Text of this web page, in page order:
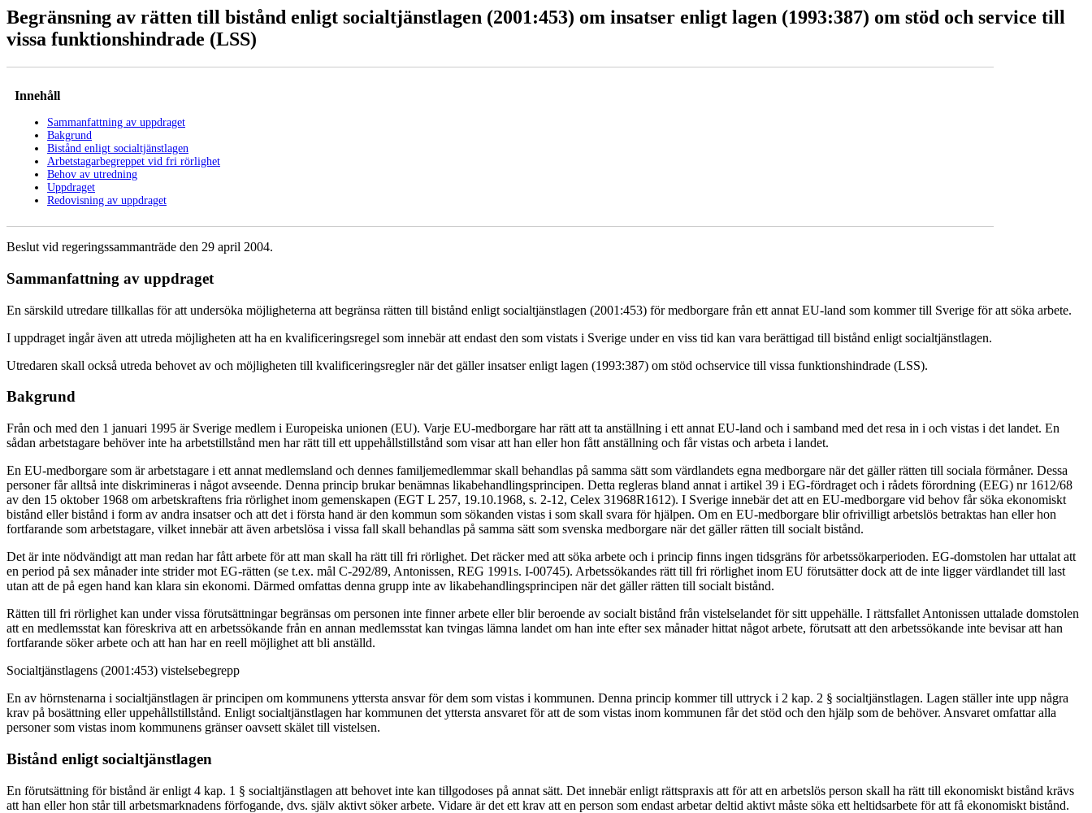
Begränsning av rätten till bistånd enligt socialtjänstlagen (2001:453) om insatser enligt lagen (1993:387) om stöd och service till
vissa funktionshindrade (LSS)
Innehåll
Sammanfattning av uppdraget
Bakgrund
Bistånd enligt socialtjänstlagen
Arbetstagarbegreppet vid fri rörlighet
Behov av utredning
Uppdraget
Redovisning av uppdraget
Beslut vid regeringssammanträde den 29 april 2004.
Sammanfattning av uppdraget
En särskild utredare tillkallas för att undersöka möjligheterna att begränsa rätten till bistånd enligt socialtjänstlagen (2001:453) för medborgare från ett annat EU-land som kommer till Sverige för att söka arbete.
I uppdraget ingår även att utreda möjligheten att ha en kvalificeringsregel som innebär att endast den som vistats i Sverige under en viss tid kan vara berättigad till bistånd enligt socialtjänstlagen.
Utredaren skall också utreda behovet av och möjligheten till kvalificeringsregler när det gäller insatser enligt lagen (1993:387) om stöd ochservice till vissa funktionshindrade (LSS).
Bakgrund
Från och med den 1 januari 1995 är Sverige medlem i Europeiska unionen (EU). Varje EU-medborgare har rätt att ta anställning i ett annat EU-land och i samband med det resa in i och vistas i det landet. En
sådan arbetstagare behöver inte ha arbetstillstånd men har rätt till ett uppehållstillstånd som visar att han eller hon fått anställning och får vistas och arbeta i landet.
En EU-medborgare som är arbetstagare i ett annat medlemsland och dennes familjemedlemmar skall behandlas på samma sätt som värdlandets egna medborgare när det gäller rätten till sociala förmåner. Dessa
personer får alltså inte diskrimineras i något avseende. Denna princip brukar benämnas likabehandlingsprincipen. Detta regleras bland annat i artikel 39 i EG-fördraget och i rådets förordning (EEG) nr 1612/68
av den 15 oktober 1968 om arbetskraftens fria rörlighet inom gemenskapen (EGT L 257, 19.10.1968, s. 2-12, Celex 31968R1612). I Sverige innebär det att en EU-medborgare vid behov får söka ekonomiskt
bistånd eller bistånd i form av andra insatser och att det i första hand är den kommun som sökanden vistas i som skall svara för hjälpen. Om en EU-medborgare blir ofrivilligt arbetslös betraktas han eller hon
fortfarande som arbetstagare, vilket innebär att även arbetslösa i vissa fall skall behandlas på samma sätt som svenska medborgare när det gäller rätten till socialt bistånd.
Det är inte nödvändigt att man redan har fått arbete för att man skall ha rätt till fri rörlighet. Det räcker med att söka arbete och i princip finns ingen tidsgräns för arbetssökarperioden. EG-domstolen har uttalat att
en period på sex månader inte strider mot EG-rätten (se t.ex. mål C-292/89, Antonissen, REG 1991s. I-00745). Arbetssökandes rätt till fri rörlighet inom EU förutsätter dock att de inte ligger värdlandet till last
utan att de på egen hand kan klara sin ekonomi. Därmed omfattas denna grupp inte av likabehandlingsprincipen när det gäller rätten till socialt bistånd.
Rätten till fri rörlighet kan under vissa förutsättningar begränsas om personen inte finner arbete eller blir beroende av socialt bistånd från vistelselandet för sitt uppehälle. I rättsfallet Antonissen uttalade domstolen
att en medlemsstat kan föreskriva att en arbetssökande från en annan medlemsstat kan tvingas lämna landet om han inte efter sex månader hittat något arbete, förutsatt att den arbetssökande inte bevisar att han
fortfarande söker arbete och att han har en reell möjlighet att bli anställd.
Socialtjänstlagens (2001:453) vistelsebegrepp
En av hörnstenarna i socialtjänstlagen är principen om kommunens yttersta ansvar för dem som vistas i kommunen. Denna princip kommer till uttryck i 2 kap. 2 § socialtjänstlagen. Lagen ställer inte upp några
krav på bosättning eller uppehållstillstånd. Enligt socialtjänstlagen har kommunen det yttersta ansvaret för att de som vistas inom kommunen får det stöd och den hjälp som de behöver. Ansvaret omfattar alla
personer som vistas inom kommunens gränser oavsett skälet till vistelsen.
Bistånd enligt socialtjänstlagen
En förutsättning för bistånd är enligt 4 kap. 1 § socialtjänstlagen att behovet inte kan tillgodoses på annat sätt. Det innebär enligt rättspraxis att för att en arbetslös person skall ha rätt till ekonomiskt bistånd krävs
att han eller hon står till arbetsmarknadens förfogande, dvs. själv aktivt söker arbete. Vidare är det ett krav att en person som endast arbetar deltid aktivt måste söka ett heltidsarbete för att få ekonomiskt bistånd.